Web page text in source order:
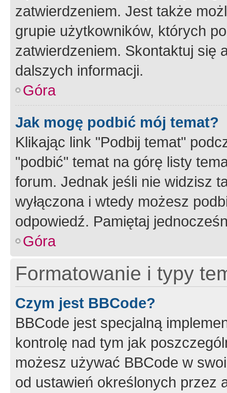
zatwierdzeniem. Jest także
grupie użytkowników, których
zatwierdzeniem. Skontaktuj się
dalszych informacji.
Góra
Jak mogę podbić mój temat?
Klikając link "Podbij temat"
"podbić" temat na górę listy
forum. Jednak jeśli nie widzisz
wyłączona i wtedy możesz
odpowiedź. Pamiętaj
Góra
Formatowanie i typy
Czym jest BBCode?
BBCode jest specjalną
kontrolę nad tym jak
możesz używać BBCode w
od ustawień określonych przez